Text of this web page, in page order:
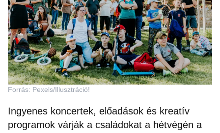
Forrás: Pexels/Illusztráció!
Ingyenes koncertek, előadások és kreatív
programok várják a családokat a hétvégén a